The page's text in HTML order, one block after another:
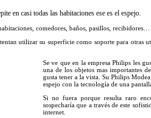
en casi todas las habitaciones ese es el espejo.
comedores, baños, pasillos,
utilizar su superficie como soporte para otras
Se ve que en la empresa Philips les
una de los objetos mas importantes
gusta tener a la vista. SuPhilips
espejo con la tecnología de una
Si no fuera porque resulta raro
sospecharía que a través de este
internet.